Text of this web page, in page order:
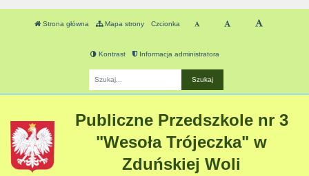
Strona główna Mapa strony Czcionka
Kontrast Informacja administratora
Publiczne Przedszkole nr 3
"Wesoła Trójeczka" w
Zduńskiej Woli